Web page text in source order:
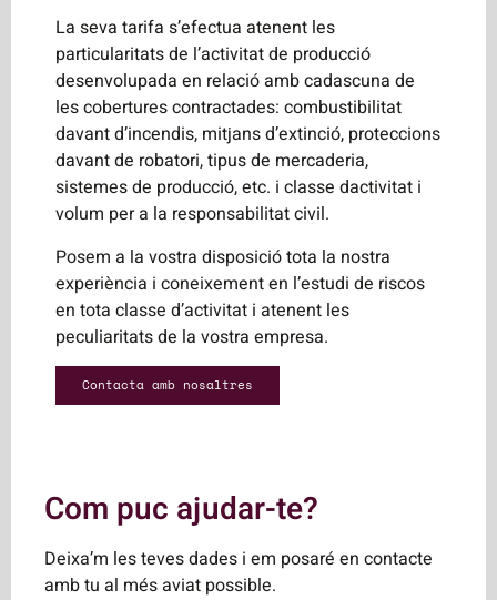
La seva tarifa s’efectua atenent les
particularitats de l’activitat de producció
desenvolupada en relació amb cadascuna de
les cobertures contractades: combustibilitat
davant d’incendis, mitjans d’extinció, proteccions
davant de robatori, tipus de mercaderia,
sistemes de producció, etc. i classe dactivitat i
volum per a la responsabilitat civil.
Posem a la vostra disposició tota la nostra
experiència i coneixement en l’estudi de riscos
en tota classe d’activitat i atenent les
peculiaritats de la vostra empresa.
Contacta amb nosaltres
Com puc ajudar-te?
Deixa’m les teves dades i em posaré en contacte
amb tu al més aviat possible.